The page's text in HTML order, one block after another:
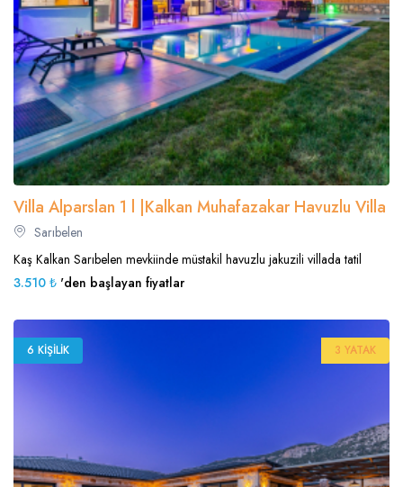
Villa Alparslan 1 l |Kalkan Muhafazakar Havuzlu Villa
Sarıbelen
Kaş Kalkan Sarıbelen mevkiinde müstakil havuzlu jakuzili villada tatil
3.510 ₺ 'den başlayan fiyatlar
6 KIŞILIK 3 YATAK